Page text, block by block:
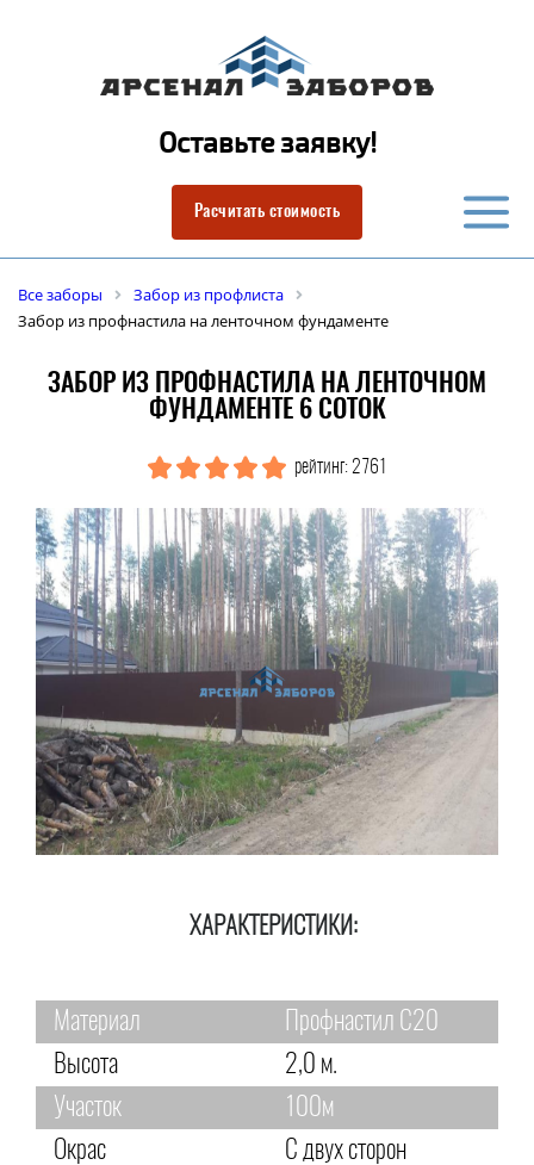
Оставьте заявку!
Расчитать стоимость
Все заборы
Забор из профлиста
Забор из профнастила на ленточном фундаменте
ЗАБОР ИЗ ПРОФНАСТИЛА НА ЛЕНТОЧНОМ
ФУНДАМЕНТЕ 6 СОТОК
рейтинг: 2761
ХАРАКТЕРИСТИКИ:
Материал
Профнастил С20
Высота
2,0 м.
Участок
100м
Окрас
С двух сторон